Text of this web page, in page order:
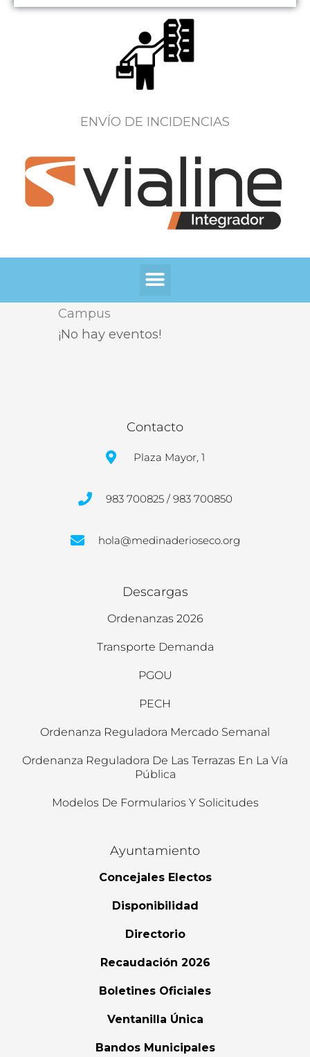
ENVÍO DE INCIDENCIAS
Menú
Campus
¡No hay eventos!
Contacto
Plaza Mayor, 1
983 700825 / 983 700850
hola@medinaderioseco.org
Descargas
Ordenanzas 2026
Transporte Demanda
PGOU
PECH
Ordenanza Reguladora Mercado Semanal
Ordenanza Reguladora De Las Terrazas En La Vía
Pública
Modelos De Formularios Y Solicitudes
Ayuntamiento
Concejales Electos
Disponibilidad
Directorio
Recaudación 2026
Boletines Oficiales
Ventanilla Única
Bandos Municipales